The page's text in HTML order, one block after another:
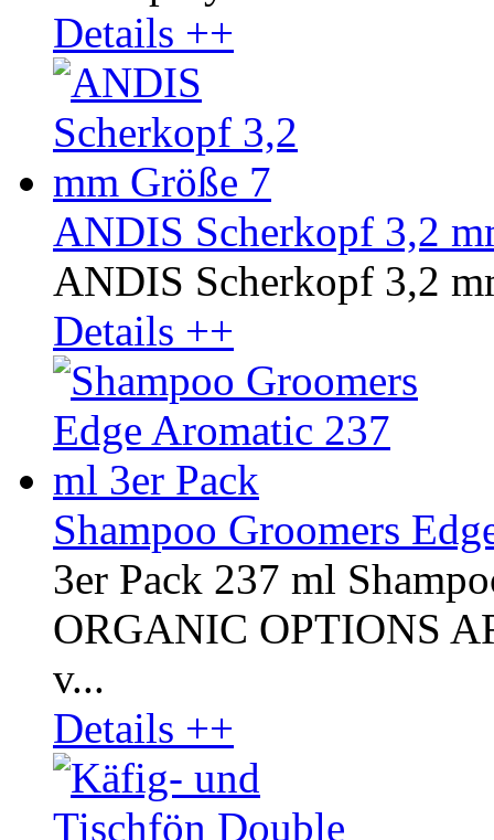
Details ++
ANDIS Scherkopf 3,2
ANDIS Scherkopf 3,2
Details ++
Shampoo Groomers
3er Pack 237 ml
ORGANIC OPTIONS
v...
Details ++